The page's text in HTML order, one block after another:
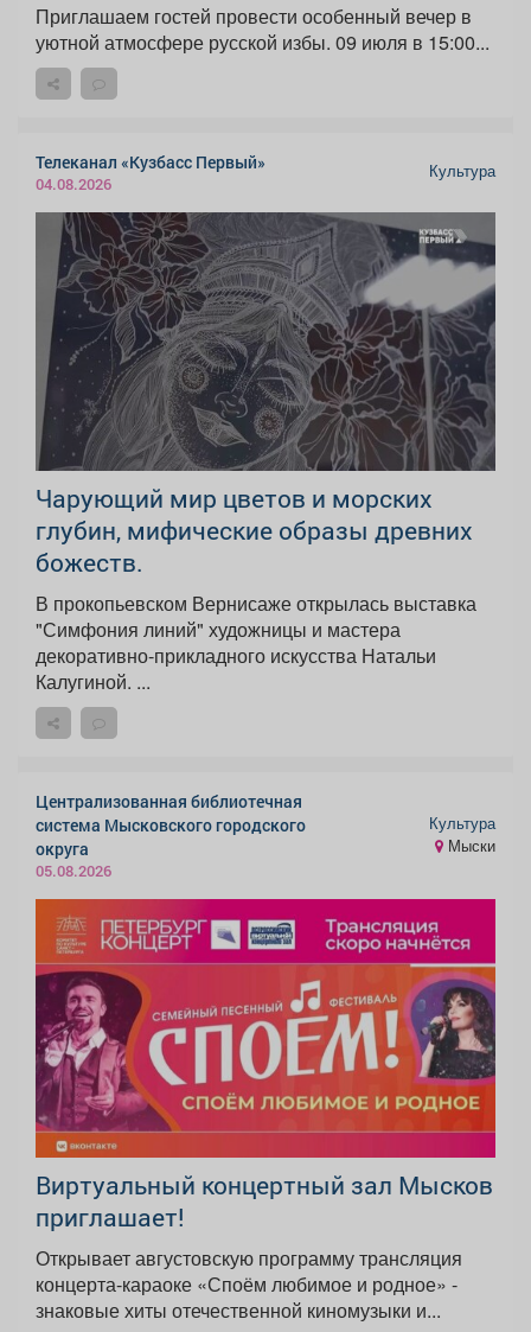
Приглашаем гостей провести особенный вечер в
уютной атмосфере русской избы. 09 июля в 15:00...
Телеканал «Кузбасс Первый»
04.08.2026
Культура
Чарующий мир цветов и морских
глубин, мифические образы древних
божеств.
В прокопьевском Вернисаже открылась выставка
"Симфония линий" художницы и мастера
декоративно-прикладного искусства Натальи
Калугиной. ...
Централизованная библиотечная
система Мысковского городского
округа
05.08.2026
Культура
Мыски
Виртуальный концертный зал Мысков
приглашает!
Открывает августовскую программу трансляция
концерта-караоке «Споём любимое и родное» -
знаковые хиты отечественной киномузыки и...